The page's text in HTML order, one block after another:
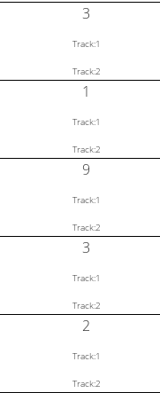
3
Track:1
Track:2
1
Track:1
Track:2
9
Track:1
Track:2
3
Track:1
Track:2
2
Track:1
Track:2